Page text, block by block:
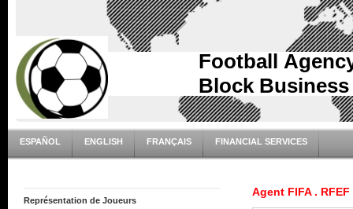
Football
Block
ESPAÑOL ENGLISH FRANÇAIS FINANCIAL SERVICES
Représentation de Joueurs
Agent FIFA . RFEF